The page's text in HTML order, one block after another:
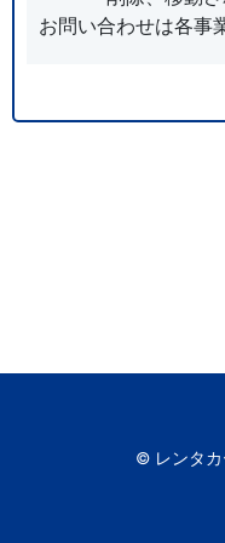
お問い合わせは各事
© レンタカ